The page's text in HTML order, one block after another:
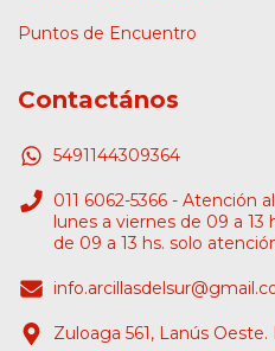
Puntos de Encuentro
Contactános
5491144309364
011 6062-5366 - Atención
lunes a viernes de 09 a 13
de 09 a 13 hs. solo
Zuloaga 561, Lanús